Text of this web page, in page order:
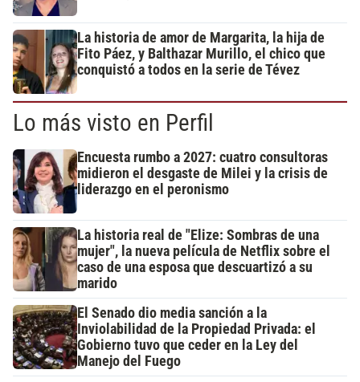
La historia de amor de Margarita, la hija de
Fito Páez, y Balthazar Murillo, el chico que
conquistó a todos en la serie de Tévez
Lo más visto en Perfil
Encuesta rumbo a 2027: cuatro consultoras
midieron el desgaste de Milei y la crisis de
liderazgo en el peronismo
La historia real de "Elize: Sombras de una
mujer", la nueva película de Netflix sobre el
caso de una esposa que descuartizó a su
marido
El Senado dio media sanción a la
Inviolabilidad de la Propiedad Privada: el
Gobierno tuvo que ceder en la Ley del
Manejo del Fuego